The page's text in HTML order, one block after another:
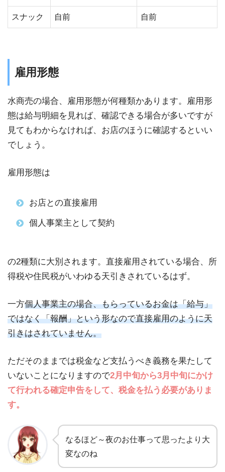
スナック 自前 自前
雇用形態
水商売の場合、雇用形態が何種類かあります。雇用形
態は給与明細を見れば、確認できる場合が多いですが
見てもわからなければ、お店のほうに確認するといい
でしょう。
雇用形態は
お店との直接雇用
個人事業主として契約
の2種類に大別されます。直接雇用されている場合、所
得税や住民税がいわゆる天引きされているはず。
一方個人事業主の場合、もらっているお金は「給与」
ではなく「報酬」という形なので直接雇用のように天
引きはされていません。
ただそのままでは税金など支払うべき義務を果たして
いないことになりますので2月中旬から3月中旬にかけ
て行われる確定申告をして、税金を払う必要がありま
す。
なるほど～夜のお仕事って思ったより大
変なのね